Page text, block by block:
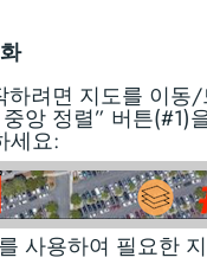
하려면 지도를 이
앙 정렬” 버튼(#1)
세요:
사용하여 필요한